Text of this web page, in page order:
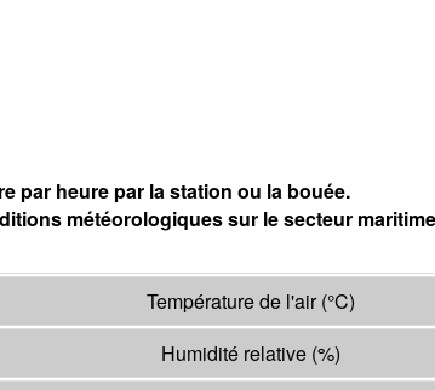
par heure par la station ou la bouée.
météorologiques sur le secteur
Température de l'air(°C)
Humidité relative (%)